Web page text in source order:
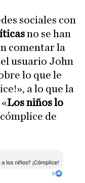
sociales con
no se han
comentar la
usuario John
lo que le
a lo que la
Los niños lo
de